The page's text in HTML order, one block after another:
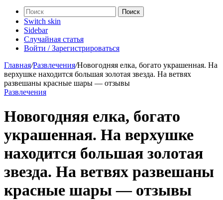
Поиск
Switch skin
Sidebar
Случайная статья
Войти / Зарегистрироваться
Главная/Развлечения/Новогодняя елка, богато украшенная. На
верхушке находится большая золотая звезда. На ветвях
развешаны красные шары — отзывы
Развлечения
Новогодняя елка, богато
украшенная. На верхушке
находится большая золотая
звезда. На ветвях развешаны
красные шары — отзывы